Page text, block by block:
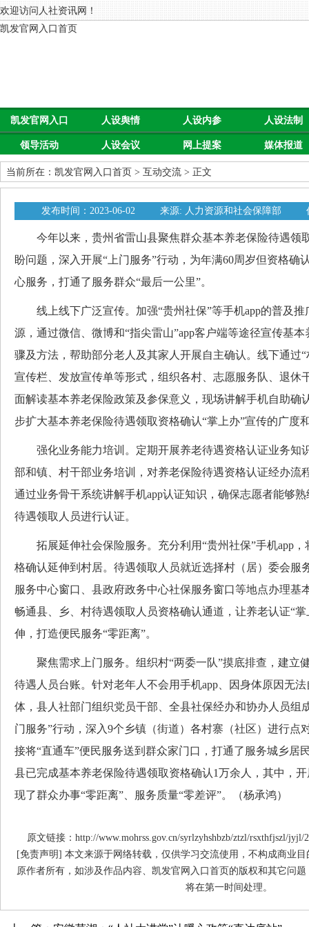
欢迎访问人社资讯网！
凯发官网入口首页
凯发官网入口
首页
人设舆情 人设内参 人设法制
领导活动 人设会议 网上提案 媒体报道
当前所在： 凯发官网入口首页 > 互动交流 > 正文
发布时间：2023-06-02 来源: 人力资源和社会保障部
今年以来，贵州省雷山县聚焦群众基本养老保险待遇领
盼问题，深入开展“上门服务”行动，为年满60周岁但资格确
心服务，打通了服务群众“最后一公里”。
线上线下广泛宣传。加强“贵州社保”等手机app的普及推
源，通过微信、微博和“指尖雷山”app客户端等途径宣传基
骤及方法，帮助部分老人及其家人开展自主确认。线下通过
宣传栏、发放宣传单等形式，组织各村、志愿服务队、退休
面解读基本养老保险政策及参保意义，现场讲解手机自助确
步扩大基本养老保险待遇领取资格确认“掌上办”宣传的广度
强化业务能力培训。定期开展养老待遇资格认证业务知
部和镇、村干部业务培训，对养老保险待遇资格认证经办流
通过业务骨干系统讲解手机app认证知识，确保志愿者能够
待遇领取人员进行认证。
拓展延伸社会保险服务。充分利用“贵州社保”手机app，
格确认延伸到村居。待遇领取人员就近选择村（居）委会服
服务中心窗口、县政府政务中心社保服务窗口等地点办理基
畅通县、乡、村待遇领取人员资格确认通道，让养老认证“
伸，打造便民服务“零距离”。
聚焦需求上门服务。组织村“两委一队”摸底排查，建立
待遇人员台账。针对老年人不会用手机app、因身体原因无
体，县人社部门组织党员干部、全县社保经办和协办人员组
门服务”行动，深入9个乡镇（街道）各村寨（社区）进行点
接将“直通车”便民服务送到群众家门口，打通了服务城乡居
县已完成基本养老保险待遇领取资格确认1万余人，其中，
现了群众办事“零距离”、服务质量“零差评”。（杨承鸿）
原文链接：http://www.mohrss.gov.cn/syrlzyhshbzb/ztzl/rsxthfjszl/jyjl/
[免责声明] 本文来源于网络转载，仅供学习交流使用，不构成商业
原作者所有，如涉及作品内容、凯发官网入口首页的版权和其它问
将在第一时间处理。